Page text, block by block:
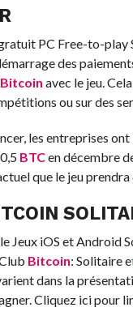
PC Free-to-
des
Bitcoin avec le jeu.
ou sur des
les entreprises
BTCen décembre
que le jeu prendra
Jeux iOS et Android
Bitcoin: Solitaire
dans la
Cliquez ici pour